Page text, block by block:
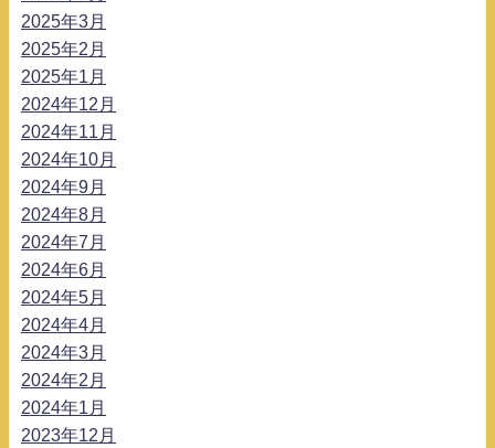
2025年3月
2025年2月
2025年1月
2024年12月
2024年11月
2024年10月
2024年9月
2024年8月
2024年7月
2024年6月
2024年5月
2024年4月
2024年3月
2024年2月
2024年1月
2023年12月